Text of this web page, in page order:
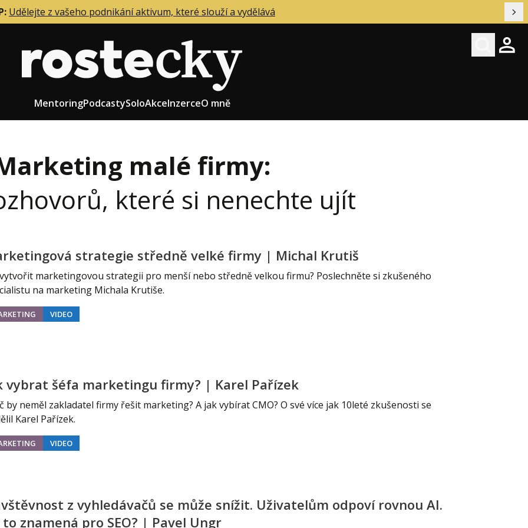
Udělejte z vašeho podnikání aktivum, které slouží a vydělává
Hledat
MentoringPodcastySoloAkceInzerceO mně
firmy
zaměstnanců
firmy
řízení
firmy nástupci
Role zakladatele/CEO
Růst firmy
Účetnictví a daně
Vedení lidí
Vzdělávání manažerů
malé firmy:
které si nenechte ujít
strategie středně velké firmy | Michal Krutiš
vytvořit marketingovou strategii pro menší nebo středně velkou firmu? Poslechněte si zkušeného
na marketing Michala Krutiše.
VIDEO
vybrat šéfa marketingu firmy? | Karel Pařízek
by neměl zakladatel firmy řešit marketing? A jak vybírat CMO? O své více jak 10leté zkušenosti se
Karel Pařízek.
VIDEO
z vyhledávačů se může snížit. Uživatelům odpoví rovnou AI.
to znamená pro SEO? | Pavel Ungr